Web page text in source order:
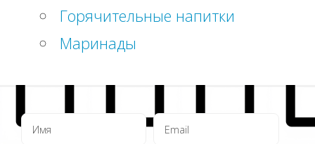
Горячительные напитки
Маринады